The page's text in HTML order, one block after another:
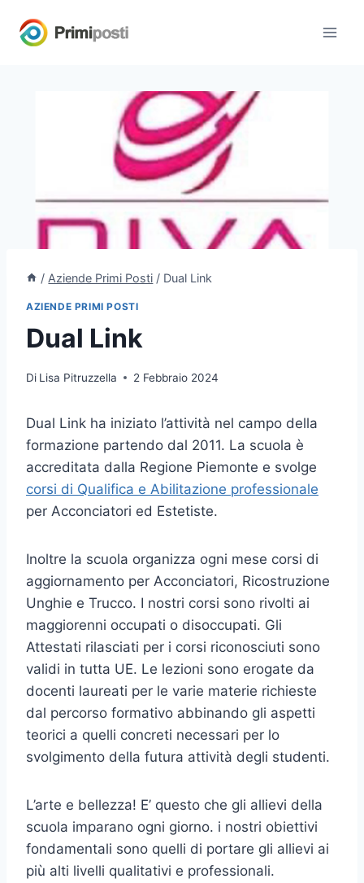
/ Aziende Primi Posti / Dual Link
AZIENDE PRIMI POSTI
Dual Link
Di Lisa Pitruzzella 2 Febbraio 2024
Dual Link ha iniziato l’attività nel campo della
formazione partendo dal 2011. La scuola è
accreditata dalla Regione Piemonte e svolge
corsi di Qualifica e Abilitazione professionale
per Acconciatori ed Estetiste.
Inoltre la scuola organizza ogni mese corsi di
aggiornamento per Acconciatori, Ricostruzione
Unghie e Trucco. I nostri corsi sono rivolti ai
maggiorenni occupati o disoccupati. Gli
Attestati rilasciati per i corsi riconosciuti sono
validi in tutta UE. Le lezioni sono erogate da
docenti laureati per le varie materie richieste
dal percorso formativo abbinando gli aspetti
teorici a quelli concreti necessari per lo
svolgimento della futura attività degli studenti.
L’arte e bellezza! E’ questo che gli allievi della
scuola imparano ogni giorno. i nostri obiettivi
fondamentali sono quelli di portare gli allievi ai
più alti livelli qualitativi e professionali.